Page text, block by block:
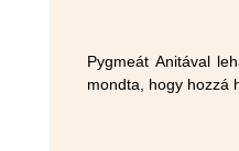
Pygmeát Anitával
mondta, hogy hozzá